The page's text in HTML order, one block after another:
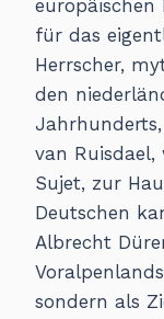
europäischen
für das
Herrscher,
den
van
Sujet, zur
Deutschen
Albrecht
sondern als